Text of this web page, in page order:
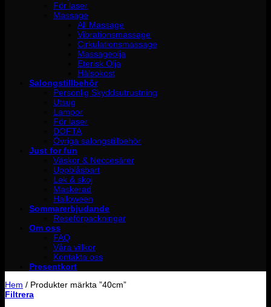
För laser
Massage
All Massage
Vibrationsmassage
Cirkulationsmassage
Massageolja
Eterisk Olja
Hälsokost
Salongstillbehör
Personlig Skyddsutrustning
Utsug
Lampor
För laser
DOFTA
Övriga salongstillbehör
Just for fun
Väskor & Neccesärer
Uppblåsbart
Lek & skoj
Maskerad
Halloween
Sommarerbjudande
Reseförpackningar
Om oss
FAQ
Våra villkor
Kontakta oss
Presentkort
Hem / Produkter märkta ”40cm”
Filtrera